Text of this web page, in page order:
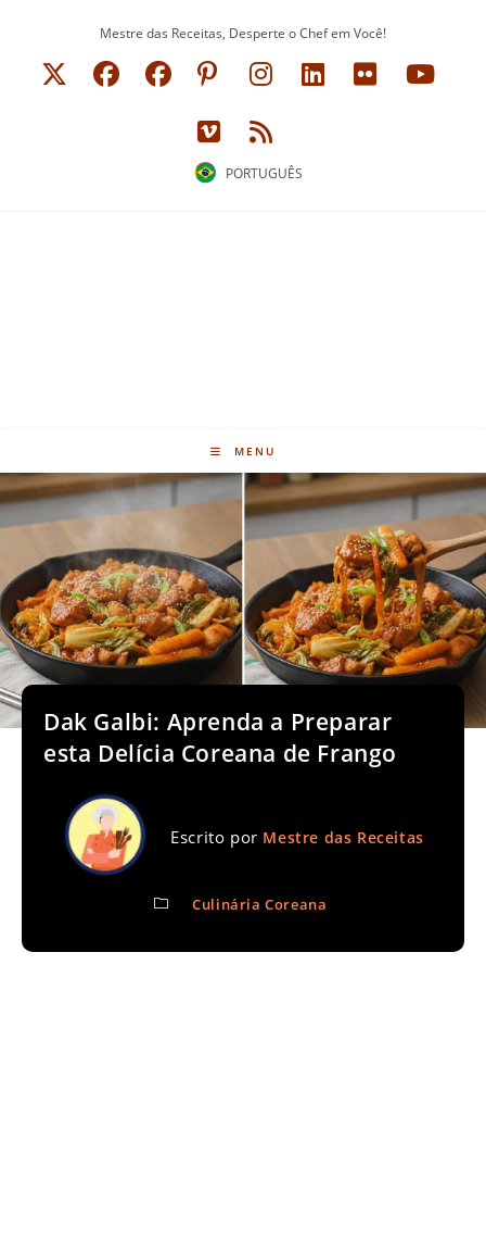
Mestre das Receitas, Desperte o Chef em Você!
PORTUGUÊS
MENU
Dak Galbi: Aprenda a Preparar
esta Delícia Coreana de Frango
Escrito por Mestre das Receitas
Culinária Coreana